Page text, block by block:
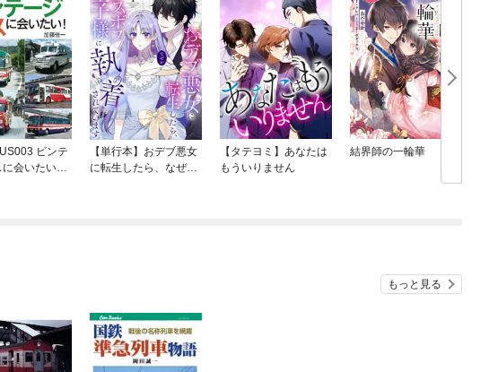
ビンテ
に会いたい！
【単行本】おデブ悪女
に転生したら、なぜか
【タテヨミ】あなたは
もういりません
結界師の一輪華
もっと見る